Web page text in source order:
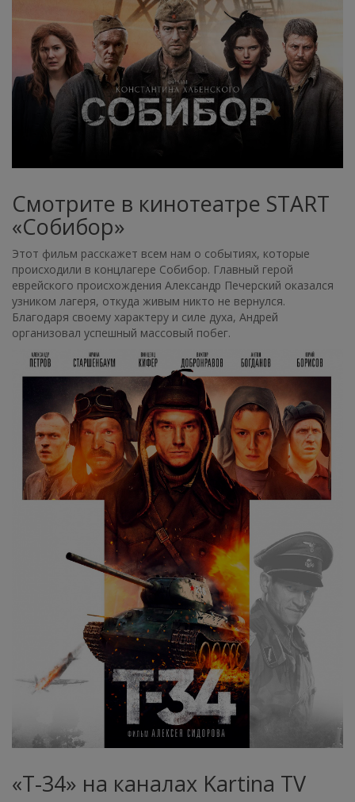
Смотрите в кинотеатре START
«Собибор»
Этот фильм расскажет всем нам о событиях, которые
происходили в концлагере Собибор. Главный герой
еврейского происхождения Александр Печерский оказался
узником лагеря, откуда живым никто не вернулся.
Благодаря своему характеру и силе духа, Андрей
организовал успешный массовый побег.
«Т-34» на каналах Kartina TV